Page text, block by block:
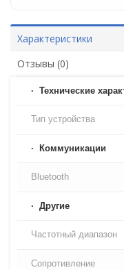
Характеристики
Отзывы (0)
Технические
Тип устройства
Коммуникации
Bluetooth
Другие
Частотный диапазон
Сопротивление